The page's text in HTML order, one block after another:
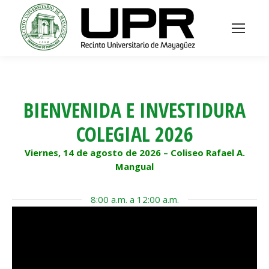
BIENVENIDA E INVESTIDURA
COLEGIAL 2026
Viernes, 14 de agosto de 2026 – Coliseo Rafael A.
Mangual
8:00 a.m. a 12:00 a.m.